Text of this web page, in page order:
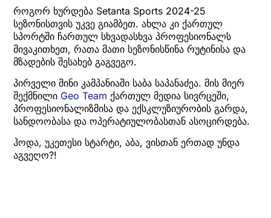
როგორ ხურდება Setanta Sports 2024-25
სეზონისთვის უკვე გიამბეთ. ახლა კი ქართულ
სპორტში ჩართულ სხვადასხვა პროფესიონალს
მივაკითხეთ, რათა მათი სეზონისწინა რუტინისა და
მზადების შესახებ გაგვეგო.
პირველი მინი კამპანიაში საბა საპანაძეა. მის მიერ
შექმნილი Geo Team ქართულ მედია სივრცეში,
პროფესიონალიზმისა და ექსკლუზიურობის გარდა,
სანდოობასა და ოპერატიულობასთან ასოცირდება.
ჰოდა, უკეთესი სტარტი, აბა, ვისთან ერთად უნდა
აგვეღო?!